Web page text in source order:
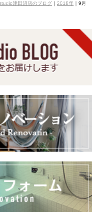
津田沼店のブログ ｜ 2018年 ｜ 9月